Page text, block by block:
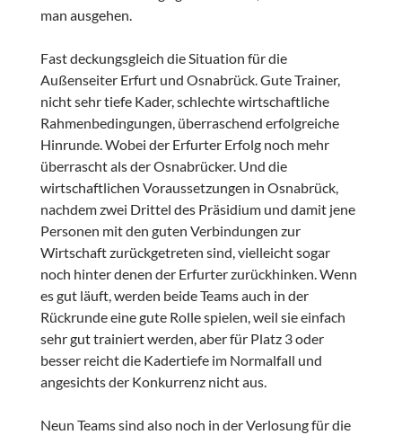
man ausgehen.
Fast deckungsgleich die Situation für die
Außenseiter Erfurt und Osnabrück. Gute Trainer,
nicht sehr tiefe Kader, schlechte wirtschaftliche
Rahmenbedingungen, überraschend erfolgreiche
Hinrunde. Wobei der Erfurter Erfolg noch mehr
überrascht als der Osnabrücker. Und die
wirtschaftlichen Voraussetzungen in Osnabrück,
nachdem zwei Drittel des Präsidium und damit jene
Personen mit den guten Verbindungen zur
Wirtschaft zurückgetreten sind, vielleicht sogar
noch hinter denen der Erfurter zurückhinken. Wenn
es gut läuft, werden beide Teams auch in der
Rückrunde eine gute Rolle spielen, weil sie einfach
sehr gut trainiert werden, aber für Platz 3 oder
besser reicht die Kadertiefe im Normalfall und
angesichts der Konkurrenz nicht aus.
Neun Teams sind also noch in der Verlosung für die